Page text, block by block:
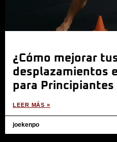
¿Cómo mejorar
desplazamientos
para Principiantes
LEER MÁS »
joekenpo